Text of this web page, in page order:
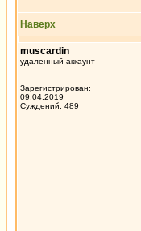
Наверх
muscardin
удаленный аккаунт
Зарегистрирован:
09.04.2019
Суждений: 489